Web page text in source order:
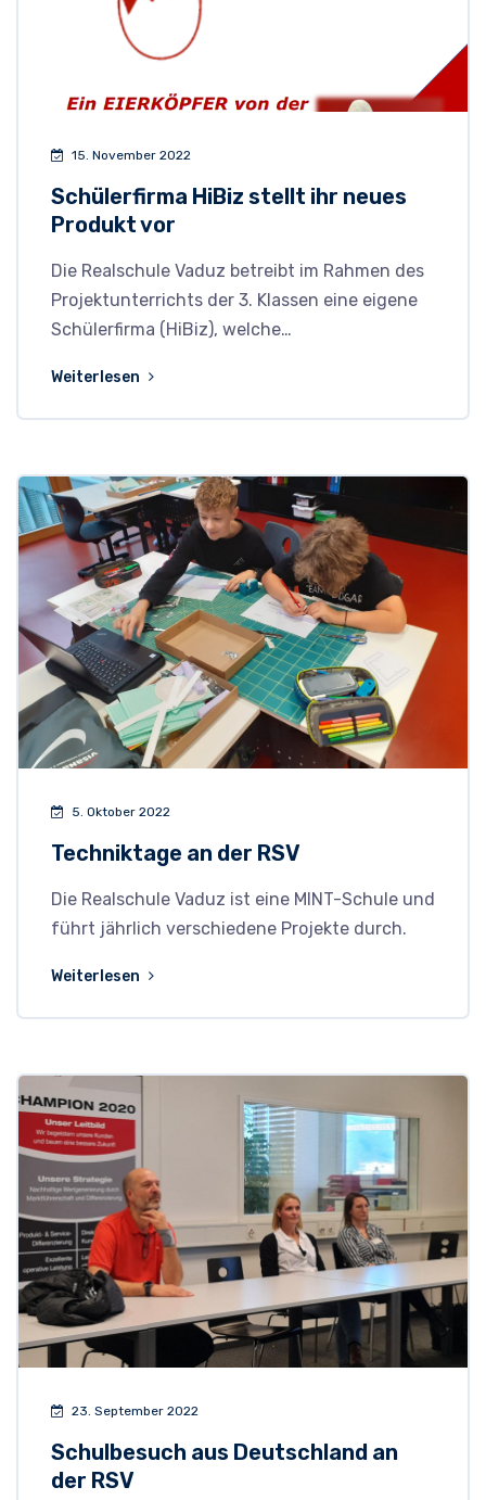
15. November 2022
Schülerfirma HiBiz stellt ihr neues
Produkt vor
Die Realschule Vaduz betreibt im Rahmen des
Projektunterrichts der 3. Klassen eine eigene
Schülerfirma (HiBiz), welche…
Weiterlesen
5. Oktober 2022
Techniktage an der RSV
Die Realschule Vaduz ist eine MINT-Schule und
führt jährlich verschiedene Projekte durch.
Weiterlesen
23. September 2022
Schulbesuch aus Deutschland an
der RSV